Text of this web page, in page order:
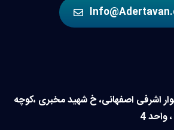
اشرفی اصفهانی، خ شهید مخبری ،کوچه
واحد 4